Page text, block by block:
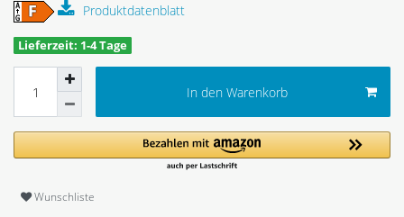
Produktdatenblatt
Lieferzeit: 1-4 Tage
In den Warenkorb
Wunschliste